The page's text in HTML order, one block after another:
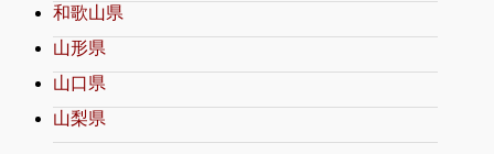
和歌山県
山形県
山口県
山梨県